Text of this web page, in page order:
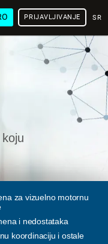
PRIJAVLJIVANJE
za vizuelno motornu
i nedostataka
koordinaciju i ostale